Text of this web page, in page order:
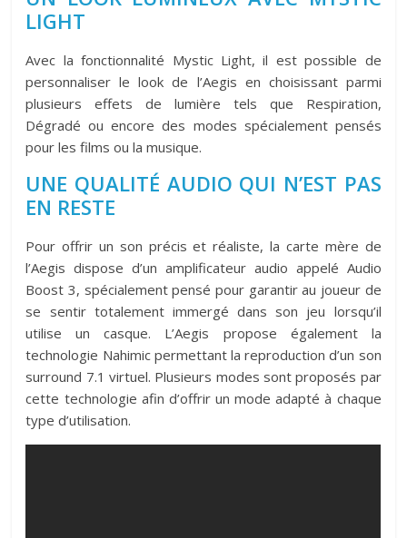
LIGHT
Avec la fonctionnalité Mystic Light, il est possible de
personnaliser le look de l’Aegis en choisissant parmi
plusieurs effets de lumière tels que Respiration,
Dégradé ou encore des modes spécialement pensés
pour les films ou la musique.
UNE QUALITÉ AUDIO QUI N’EST PAS
EN RESTE
Pour offrir un son précis et réaliste, la carte mère de
l’Aegis dispose d’un amplificateur audio appelé Audio
Boost 3, spécialement pensé pour garantir au joueur de
se sentir totalement immergé dans son jeu lorsqu’il
utilise un casque. L’Aegis propose également la
technologie Nahimic permettant la reproduction d’un son
surround 7.1 virtuel. Plusieurs modes sont proposés par
cette technologie afin d’offrir un mode adapté à chaque
type d’utilisation.